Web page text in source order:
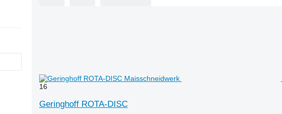
16
Geringhoff ROTA-DISC